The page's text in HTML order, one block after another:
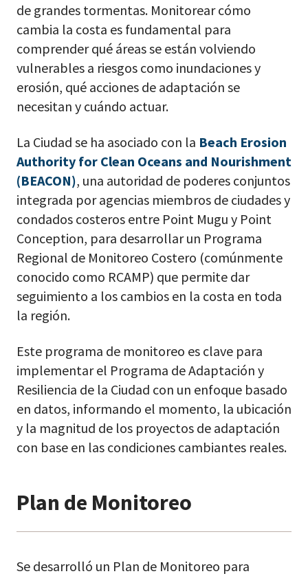
de grandes tormentas. Monitorear cómo
cambia la costa es fundamental para
comprender qué áreas se están volviendo
vulnerables a riesgos como inundaciones y
erosión, qué acciones de adaptación se
necesitan y cuándo actuar.
La Ciudad se ha asociado con la Beach Erosion
Authority for Clean Oceans and Nourishment
(BEACON), una autoridad de poderes conjuntos
integrada por agencias miembros de ciudades y
condados costeros entre Point Mugu y Point
Conception, para desarrollar un Programa
Regional de Monitoreo Costero (comúnmente
conocido como RCAMP) que permite dar
seguimiento a los cambios en la costa en toda
la región.
Este programa de monitoreo es clave para
implementar el Programa de Adaptación y
Resiliencia de la Ciudad con un enfoque basado
en datos, informando el momento, la ubicación
y la magnitud de los proyectos de adaptación
con base en las condiciones cambiantes reales.
Plan de Monitoreo
Se desarrolló un Plan de Monitoreo para